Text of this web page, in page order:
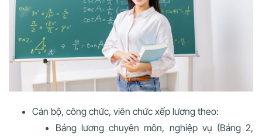
Cán bộ, công chức, viên chức xếp lương theo:
Bảng lương chuyên môn, nghiệp vụ (Bảng 2,